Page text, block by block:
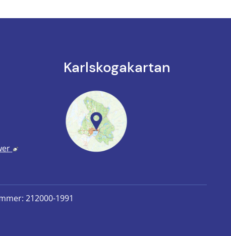
till annan webbplats.
webbplats, öppnas i nytt fönster.
Länk till annan webbplats, öppnas i nytt fönster.
Karlskoga­kartan
212000-1991